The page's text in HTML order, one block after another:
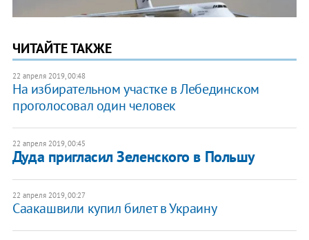
ЧИТАЙТЕ ТАКЖЕ
22 апреля 2019, 00:48
На избирательном участке в Лебединском
проголосовал один человек
22 апреля 2019, 00:45
Дуда пригласил Зеленского в Польшу
22 апреля 2019, 00:27
Саакашвили купил билет в Украину